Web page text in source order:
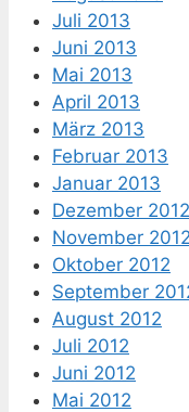
Juli 2013
Juni 2013
Mai 2013
April 2013
März 2013
Februar 2013
Januar 2013
Dezember 2012
November 2012
Oktober 2012
September
August 2012
Juli 2012
Juni 2012
Mai 2012